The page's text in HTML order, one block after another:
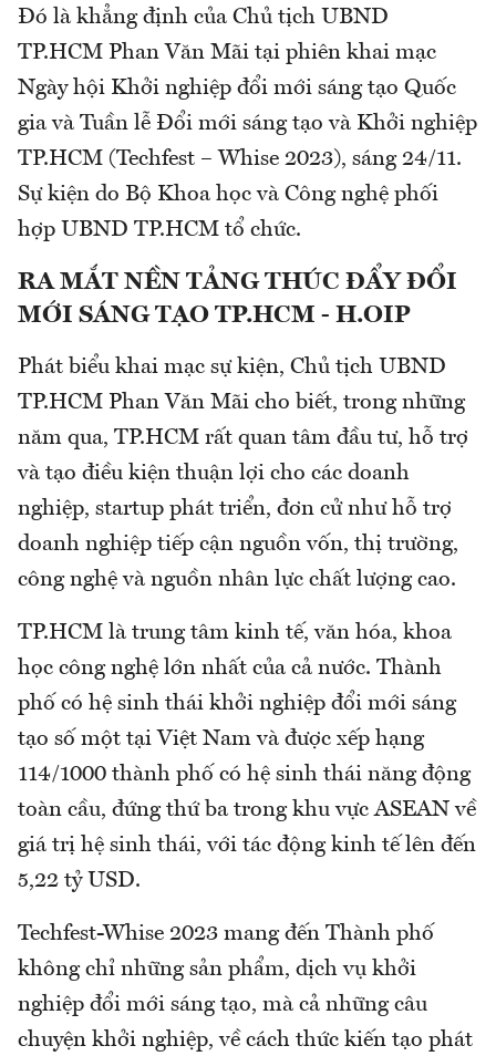
Đó là khẳng định của Chủ tịch UBND
TP.HCM Phan Văn Mãi tại phiên khai mạc
Ngày hội Khởi nghiệp đổi mới sáng tạo Quốc
gia và Tuần lễ Đổi mới sáng tạo và Khởi nghiệp
TP.HCM (Techfest – Whise 2023), sáng 24/11.
Sự kiện do Bộ Khoa học và Công nghệ phối
hợp UBND TP.HCM tổ chức.
RA MẮT NỀN TẢNG THÚC ĐẨY ĐỔI
MỚI SÁNG TẠO TP.HCM - H.OIP
Phát biểu khai mạc sự kiện, Chủ tịch UBND
TP.HCM Phan Văn Mãi cho biết, trong những
năm qua, TP.HCM rất quan tâm đầu tư, hỗ trợ
và tạo điều kiện thuận lợi cho các doanh
nghiệp, startup phát triển, đơn cử như hỗ trợ
doanh nghiệp tiếp cận nguồn vốn, thị trường,
công nghệ và nguồn nhân lực chất lượng cao.
TP.HCM là trung tâm kinh tế, văn hóa, khoa
học công nghệ lớn nhất của cả nước. Thành
phố có hệ sinh thái khởi nghiệp đổi mới sáng
tạo số một tại Việt Nam và được xếp hạng
114/1000 thành phố có hệ sinh thái năng động
toàn cầu, đứng thứ ba trong khu vực ASEAN về
giá trị hệ sinh thái, với tác động kinh tế lên đến
5,22 tỷ USD.
Techfest-Whise 2023 mang đến Thành phố
không chỉ những sản phẩm, dịch vụ khởi
nghiệp đổi mới sáng tạo, mà cả những câu
chuyện khởi nghiệp, về cách thức kiến tạo phát